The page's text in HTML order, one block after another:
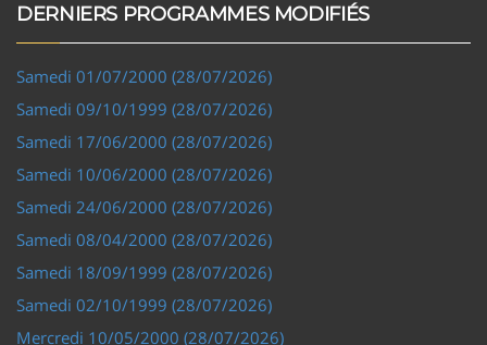
DERNIERS PROGRAMMES MODIFIÉS
Samedi 01/07/2000 (28/07/2026)
Samedi 09/10/1999 (28/07/2026)
Samedi 17/06/2000 (28/07/2026)
Samedi 10/06/2000 (28/07/2026)
Samedi 24/06/2000 (28/07/2026)
Samedi 08/04/2000 (28/07/2026)
Samedi 18/09/1999 (28/07/2026)
Samedi 02/10/1999 (28/07/2026)
Mercredi 10/05/2000 (28/07/2026)